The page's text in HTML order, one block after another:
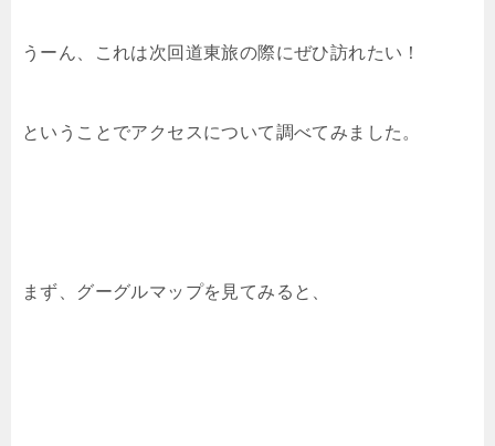
うーん、これは次回道東旅の際にぜひ訪れたい！
ということでアクセスについて調べてみました。
まず、グーグルマップを見てみると、